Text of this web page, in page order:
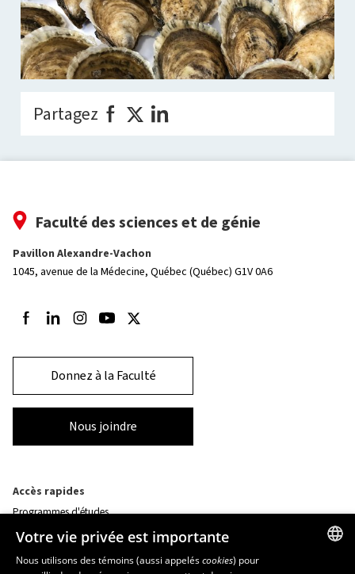
Partagez
Faculté des sciences et de génie
Pavillon Alexandre-Vachon
1045, avenue de la Médecine, Québec (Québec) G1V 0A6
Suivez-nous sur Facebook
Suivez-nous sur LinkedIn
Suivez-nous sur Instagram
Suivez-nous sur Youtube
Suivez-nous sur Twitter
Donnez à la Faculté
Nous joindre
Accès rapides
Programmes d'études
Nos départements et école
Foire aux questions
Votre vie privée est importante
Nous utilisons des témoins (aussi appeléscookies) pour